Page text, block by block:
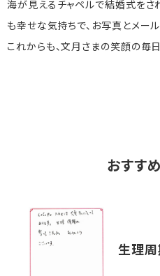
海が見えるチャペルで結婚式をさ
も幸せな気持ちで、お写真とメー
これからも、文月さまの笑顔の毎
おすす
生理周